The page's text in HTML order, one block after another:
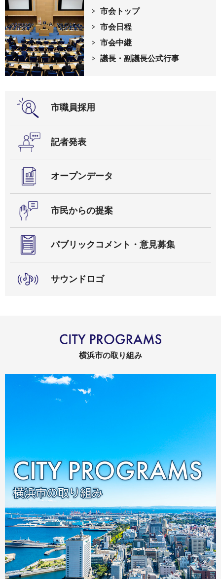
市会トップ
市会日程
市会中継
議長・副議長公式行事
市職員採用
記者発表
オープンデータ
市民からの提案
パブリックコメント・意見募集
サウンドロゴ
横浜市の取り組み